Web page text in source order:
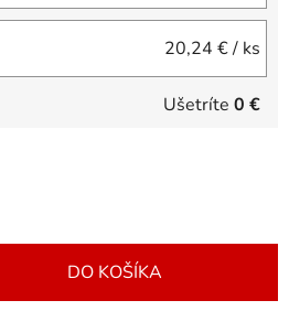
20,24 €/ ks
Ušetríte 0 €
DO KOŠÍKA